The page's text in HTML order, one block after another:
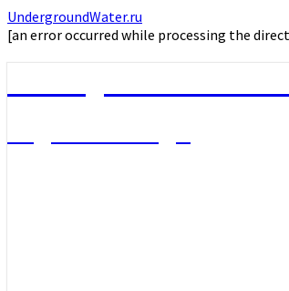
UndergroundWater.ru
[an error occurred while processing the